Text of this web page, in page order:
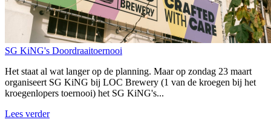
SG KiNG's Doordraaitoernooi
Het staat al wat langer op de planning. Maar op zondag 23 maart
organiseert SG KiNG bij LOC Brewery (1 van de kroegen bij het
kroegenlopers toernooi) het SG KiNG's...
Lees verder